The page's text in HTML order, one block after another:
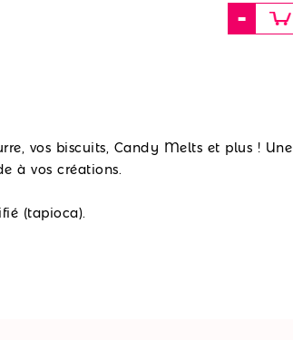
-
vos biscuits, Candy Melts et plus ! Une
à vos créations.
(tapioca).